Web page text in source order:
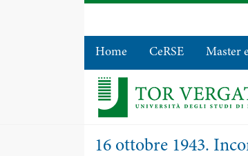
Home CeRSE Master
16 ottobre 1943.